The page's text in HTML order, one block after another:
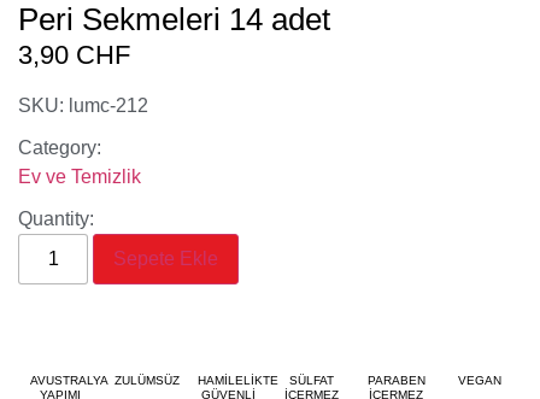
Peri Sekmeleri 14 adet
3,90 CHF
SKU: lumc-212
Category:
Ev ve Temizlik
Quantity:
Sepete Ekle
AVUSTRALYA
YAPIMI
ZULÜMSÜZ
HAMİLELİKTE
GÜVENLİ
SÜLFAT
İÇERMEZ
PARABEN
İÇERMEZ
VEGAN